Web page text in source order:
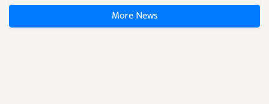
More News